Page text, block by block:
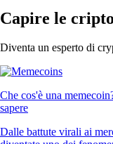
Capire le
Diventa un esperto di
Che cos'è una
sapere
Dalle battute virali ai